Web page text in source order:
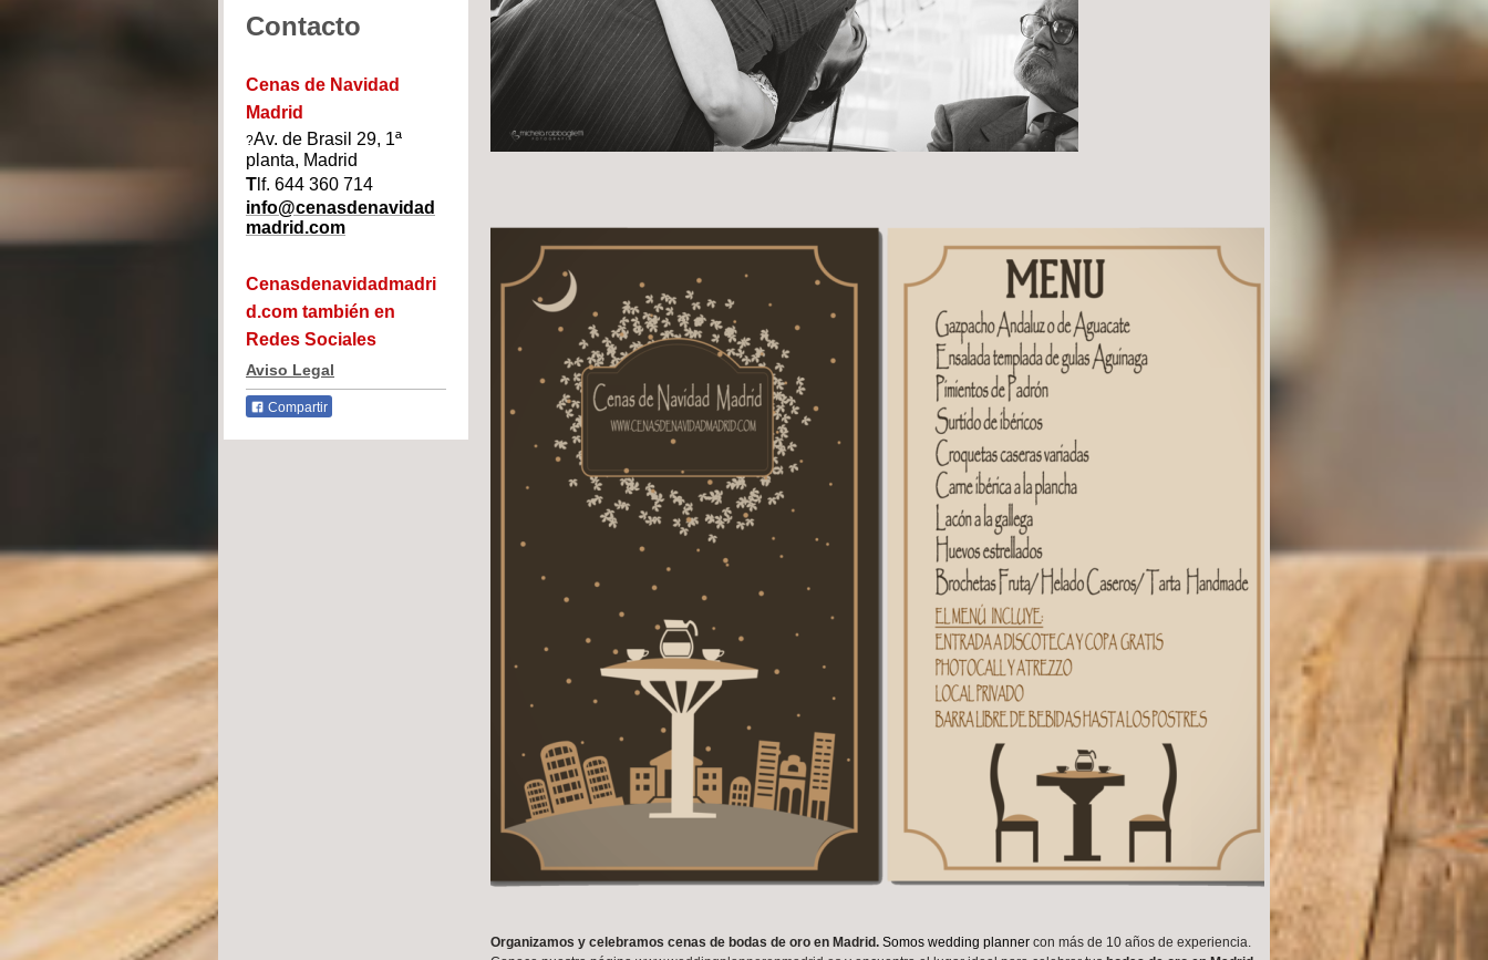
Contacto
Cenas de Navidad
Madrid
?Av. de Brasil 29, 1ª
planta, Madrid
T lf. 644 360 714
info@cenasdenavidad
madrid.com
Cenasdenavidadmadri
d.com también en
Redes Sociales
Aviso Legal
Compartir
Organizamos y celebramos cenas de bodas de oro en Madrid. Somos wedding plannercon más de 10 años de experiencia.